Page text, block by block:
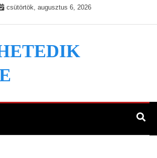
csütörtök, augusztus 6, 2026